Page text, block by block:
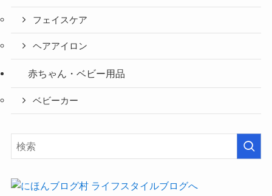
フェイスケア
ヘアアイロン
赤ちゃん・ベビー用品
ベビーカー